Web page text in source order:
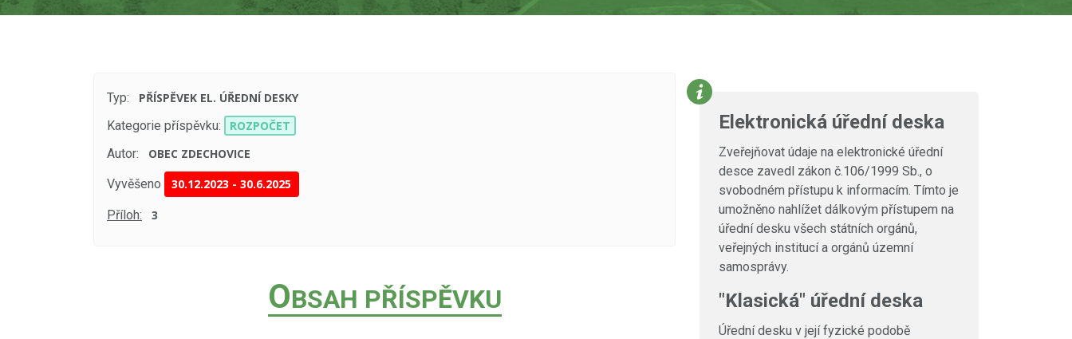
Typ:
PŘÍSPĚVEK EL. ÚŘEDNÍ DESKY
Kategorie příspěvku:
ROZPOČET
Autor:
OBEC ZDECHOVICE
Vyvěšeno 30.12.2023 -30.6.2025
Příloh: 3
OBSAH PŘÍSPĚVKU
Elektronická úřední deska
Zveřejňovat údaje na elektronické úřední
desce zavedl zákon č.106/1999 Sb., o
svobodném přístupu k informacím. Tímto je
umožněno nahlížet dálkovým přístupem na
úřední desku všech státních orgánů,
veřejných institucí a orgánů územní
samosprávy.
"Klasická" úřední deska
Úřední desku v její fyzické podobě